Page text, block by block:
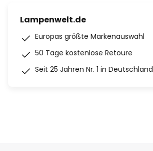
Lampenwelt.de
Europas größte Markenauswahl
50 Tage kostenlose Retoure
Seit 25 Jahren Nr. 1 in Deutschland